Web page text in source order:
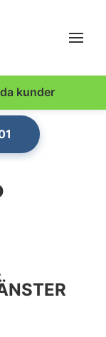
kunder